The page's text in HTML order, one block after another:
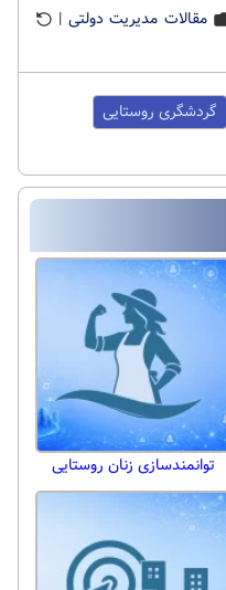
مقالات مدیریت دولتی |
گردشگری روستایی
توانمندسازی زنان روستایی